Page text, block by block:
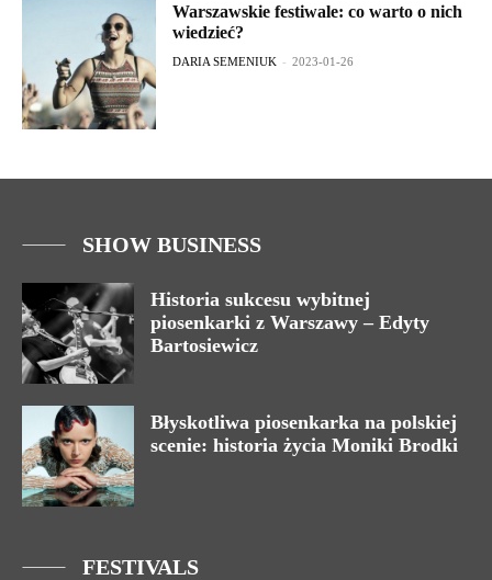
Warszawskie festiwale: co warto o nich
wiedzieć?
DARIA SEMENIUK - 2023-01-26
SHOW BUSINESS
Historia sukcesu wybitnej
piosenkarki z Warszawy – Edyty
Bartosiewicz
Błyskotliwa piosenkarka na polskiej
scenie: historia życia Moniki Brodki
FESTIVALS